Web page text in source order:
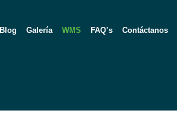
Blog Galería WMS FAQ’s Contáctanos